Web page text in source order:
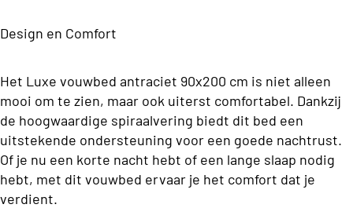
s
C
l
a
s
s
n
s
b
e
Design en Comfort
Het Luxe vouwbed antraciet 90x200 cm is niet alleen
mooi om te zien, maar ook uiterst comfortabel. Dankzij
de hoogwaardige spiraalvering biedt dit bed een
uitstekende ondersteuning voor een goede nachtrust.
Of je nu een korte nacht hebt of een lange slaap nodig
hebt, met dit vouwbed ervaar je het comfort dat je
verdient.